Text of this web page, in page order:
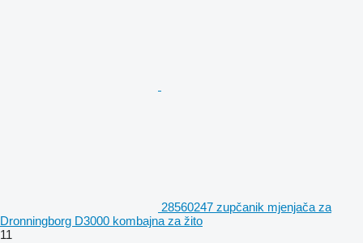
28560247 zupčanik mjenjača za
Dronningborg D3000 kombajna za žito
11